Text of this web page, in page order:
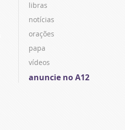
libras
notícias
orações
papa
vídeos
anuncie no A12